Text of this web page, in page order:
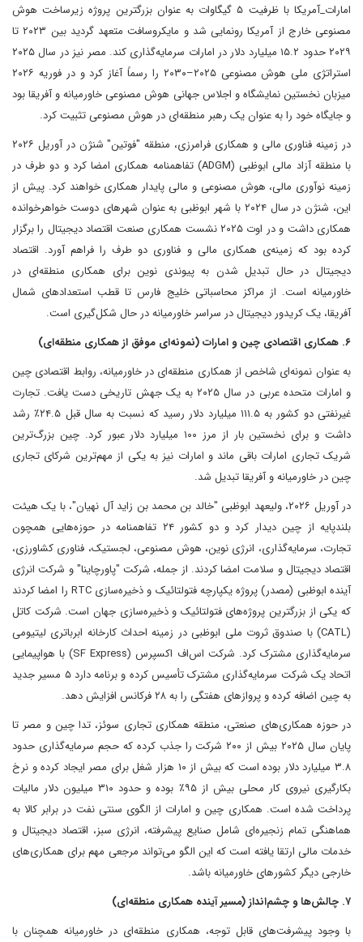
امارات_آمریکا با ظرفیت ۵ گیگاوات به عنوان بزرگترین پروژه زیرساخت هوش
مصنوعی خارج از آمریکا رونمایی شد و مایکروسافت متعهد گردید بین ۲۰۲۳ تا
۲۰۲۹ حدود ۱۵.۲ میلیارد دلار در امارات سرمایه‌گذاری کند. مصر نیز در سال ۲۰۲۵
استراتژی ملی هوش مصنوعی ۲۰۲۵–۲۰۳۰ را رسماً آغاز کرد و در فوریه ۲۰۲۶
میزبان نخستین نمایشگاه و اجلاس جهانی هوش مصنوعی خاورمیانه و آفریقا بود
و جایگاه خود را به عنوان یک رهبر منطقه‌ای در هوش مصنوعی تثبیت کرد.
در زمینه فناوری مالی و همکاری فرامرزی، منطقه "فوتین" شنژن در آوریل ۲۰۲۶
با منطقه آزاد مالی ابوظبی (ADGM) تفاهمنامه همکاری امضا کرد و دو طرف در
زمینه نوآوری مالی، هوش مصنوعی و مالی پایدار همکاری خواهند کرد. پیش از
این، شنژن در سال ۲۰۲۴ با شهر ابوظبی به عنوان شهرهای دوست خواهرخوانده
همکاری داشت و در اوت ۲۰۲۵ نشست همکاری صنعت اقتصاد دیجیتال را برگزار
کرده بود که زمینه‌ی همکاری مالی و فناوری دو طرف را فراهم آورد. اقتصاد
دیجیتال در حال تبدیل شدن به پیوندی نوین برای همکاری منطقه‌ای در
خاورمیانه است. از مراکز محاسباتی خلیج فارس تا قطب استعدادهای شمال
آفریقا، یک کریدور دیجیتال در سراسر خاورمیانه در حال شکل‌گیری است.
۶. همکاری اقتصادی چین و امارات (نمونه‌ای موفق از همکاری منطقه‌ای)
به عنوان نمونه‌ای شاخص از همکاری منطقه‌ای در خاورمیانه، روابط اقتصادی چین
و امارات متحده عربی در سال ۲۰۲۵ به یک جهش تاریخی دست یافت. تجارت
غیرنفتی دو کشور به ۱۱۱.۵ میلیارد دلار رسید که نسبت به سال قبل ۲۴.۵٪ رشد
داشت و برای نخستین بار از مرز ۱۰۰ میلیارد دلار عبور کرد. چین بزرگ‌ترین
شریک تجاری امارات باقی ماند و امارات نیز به یکی از مهم‌ترین شرکای تجاری
چین در خاورمیانه و آفریقا تبدیل شد.
در آوریل ۲۰۲۶، ولیعهد ابوظبی "خالد بن محمد بن زاید آل نهیان"، با یک هیئت
بلندپایه از چین دیدار کرد و دو کشور ۲۴ تفاهمنامه در حوزه‌هایی همچون
تجارت، سرمایه‌گذاری، انرژی نوین، هوش مصنوعی، لجستیک، فناوری کشاورزی،
اقتصاد دیجیتال و سلامت امضا کردند. از جمله، شرکت "پاورچاینا" و شرکت انرژی
آینده ابوظبی (مصدر) پروژه یکپارچه فتولتائیک و ذخیره‌سازی RTC را امضا کردند
که یکی از بزرگترین پروژه‌های فتولتائیک و ذخیره‌سازی جهان است. شرکت کاتل
(CATL) با صندوق ثروت ملی ابوظبی در زمینه احداث کارخانه ابرباتری لیتیومی
سرمایه‌گذاری مشترک کرد. شرکت اس‌اف اکسپرس (SF Express) با هواپیمایی
اتحاد یک شرکت سرمایه‌گذاری مشترک تأسیس کرده و برنامه دارد ۵ مسیر جدید
به چین اضافه کرده و پروازهای هفتگی را به ۲۸ فرکانس افزایش دهد.
در حوزه همکاری‌های صنعتی، منطقه همکاری تجاری سوئز، تدا چین و مصر تا
پایان سال ۲۰۲۵ بیش از ۲۰۰ شرکت را جذب کرده که حجم سرمایه‌گذاری حدود
۳.۸ میلیارد دلار بوده است که بیش از ۱۰ هزار شغل برای مصر ایجاد کرده و نرخ
بکارگیری نیروی کار محلی بیش از ۹۵٪ بوده و حدود ۳۱۰ میلیون دلار مالیات
پرداخت شده است. همکاری چین و امارات از الگوی سنتی نفت در برابر کالا به
هماهنگی تمام زنجیره‌ای شامل صنایع پیشرفته، انرژی سبز، اقتصاد دیجیتال و
خدمات مالی ارتقا یافته است که این الگو می‌تواند مرجعی مهم برای همکاری‌های
خارجی دیگر کشورهای خاورمیانه باشد.
۷. چالش‌ها و چشم‌انداز (مسیر آینده همکاری منطقه‌ای)
با وجود پیشرفت‌های قابل توجه، همکاری منطقه‌ای در خاورمیانه همچنان با